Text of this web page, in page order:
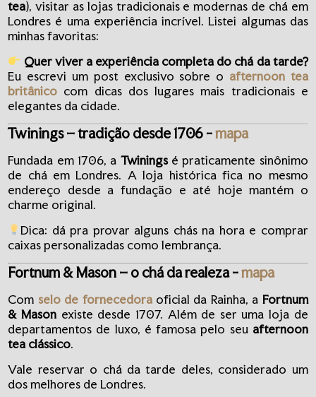
tea), visitar as lojas tradicionais e modernas de chá em
Londres é uma experiência incrível. Listei algumas das
minhas favoritas:
Quer viver a experiência completa do chá da tarde?
Eu escrevi um post exclusivo sobre o afternoon tea
britânico com dicas dos lugares mais tradicionais e
elegantes da cidade.
Twinings – tradição desde 1706 -mapa
Fundada em 1706, a Twiningsé praticamente sinônimo
de chá em Londres. A loja histórica fica no mesmo
endereço desde a fundação e até hoje mantém o
charme original.
Dica: dá pra provar alguns chás na hora e comprar
caixas personalizadas como lembrança.
Fortnum & Mason – o chá da realeza -mapa
Com selo de fornecedoraoficial da Rainha, a Fortnum
& Masonexiste desde 1707. Além de ser uma loja de
departamentos de luxo, é famosa pelo seu afternoon
tea clássico.
Vale reservar o chá da tarde deles, considerado um
dos melhores de Londres.